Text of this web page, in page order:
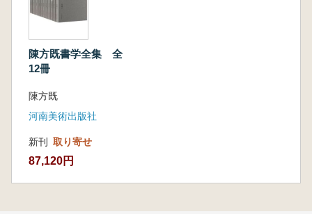
陳方既書学全集 全
12冊
陳方既
河南美術出版社
新刊 取り寄せ
87,120円